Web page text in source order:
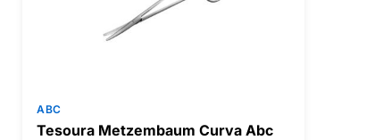
ABC
Tesoura Metzembaum Curva Abc